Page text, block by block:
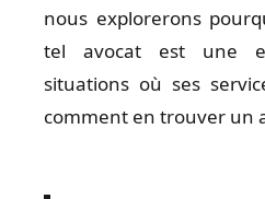
nous explorerons
tel avocat est une
situations où ses
comment en trouver un